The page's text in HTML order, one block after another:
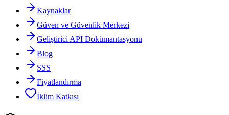
Kaynaklar
Güven ve Güvenlik Merkezi
Geliştirici API Dokümantasyonu
Blog
SSS
Fiyatlandırma
İklim Katkısı